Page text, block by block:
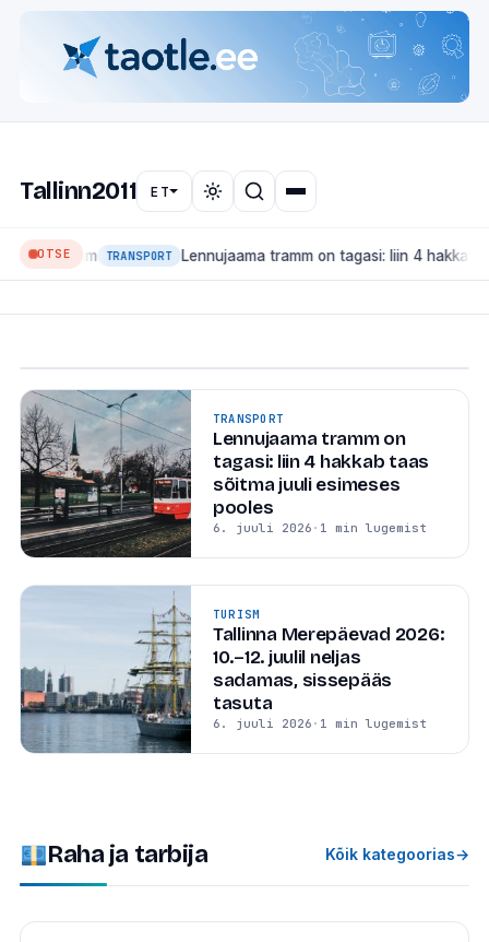
Tallinn2011 ET
OTSE
TRANSPORT Lennujaama tramm on tagasi: liin 4 hakkab taas
Mis muutub Tallinnas 2026:
suured ehitused, transport
Tallinn on ehitusjärgus linn — ja seekord mitte ainult
kinnisvaraarenduste, vaid ka suure taristu mõttes.
Siin on ülevaade projektidest, mis...
TRANSPORT
Lennujaama tramm on
tagasi: liin 4 hakkab taas
sõitma juuli esimeses
pooles
6. juuli 2026 · 1 min lugemist
TURISM
Tallinna Merepäevad 2026:
10.–12. juulil neljas
sadamas, sissepääs
tasuta
6. juuli 2026 · 1 min lugemist
Raha ja tarbija Kõik kategoorias→